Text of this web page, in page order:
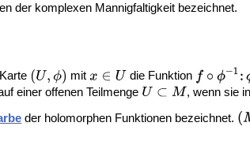
der komplexen Mannigfaltigkeit bezeichnet.
mit die Funktion
einer offenen Teilmenge
, wenn sie
der holomorphen Funktionen bezeichnet.